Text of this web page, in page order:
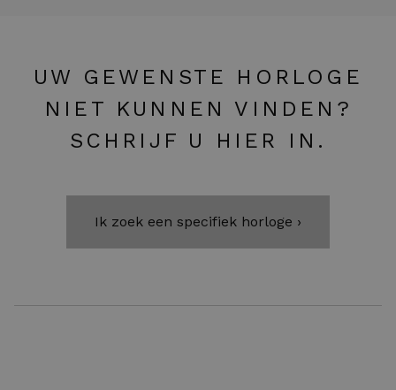
UW GEWENSTE HORLOGE
NIET KUNNEN VINDEN?
SCHRIJF U HIER IN.
Ik zoek een specifiek horloge ›